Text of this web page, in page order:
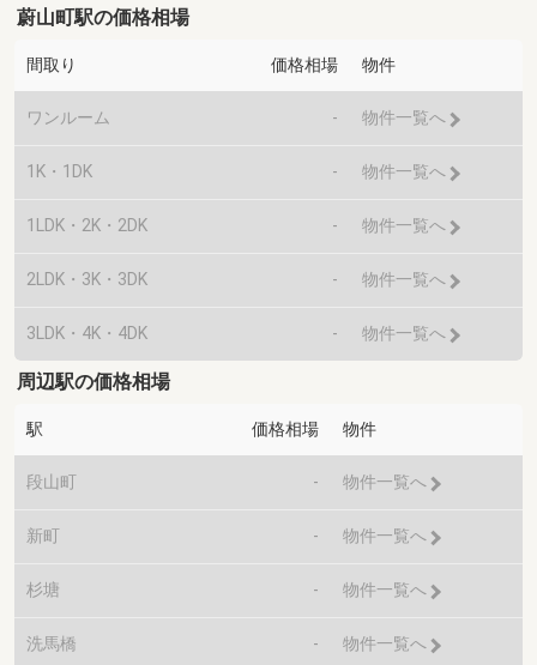
蔚山町駅の価格相場
間取り 価格相場 物件
ワンルーム - 物件一覧へ
1K・1DK - 物件一覧へ
1LDK・2K・2DK - 物件一覧へ
2LDK・3K・3DK - 物件一覧へ
3LDK・4K・4DK - 物件一覧へ
周辺駅の価格相場
駅 価格相場 物件
段山町 - 物件一覧へ
新町 - 物件一覧へ
杉塘 - 物件一覧へ
洗馬橋 - 物件一覧へ